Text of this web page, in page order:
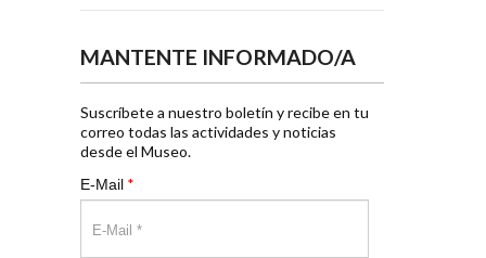
MANTENTE INFORMADO/A
Suscríbete a nuestro boletín y recibe en tu
correo todas las actividades y noticias
desde el Museo.
E-Mail *